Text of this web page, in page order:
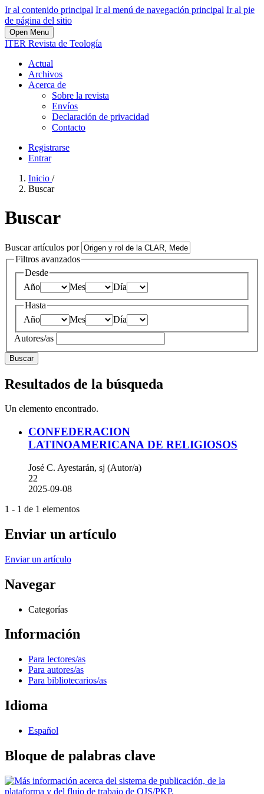
Ir al contenido principal Ir al menú de navegación principal Ir al pie
de página del sitio
Open Menu
ITER Revista de Teología
Actual
Archivos
Acerca de
Sobre la revista
Envíos
Declaración de privacidad
Contacto
Registrarse
Entrar
Inicio /
Buscar
Buscar
Buscar artículos por
Filtros avanzados
Desde
Año
Mes
Día
Hasta
Año
Mes
Día
Autores/as
Buscar
Resultados de la búsqueda
Un elemento encontrado.
CONFEDERACION
LATINOAMERICANA DE RELIGIOSOS
José C. Ayestarán, sj (Autor/a)
22
2025-09-08
1 - 1 de 1 elementos
Enviar un artículo
Enviar un artículo
Navegar
Categorías
Información
Para lectores/as
Para autores/as
Para bibliotecarios/as
Idioma
Español
Bloque de palabras clave